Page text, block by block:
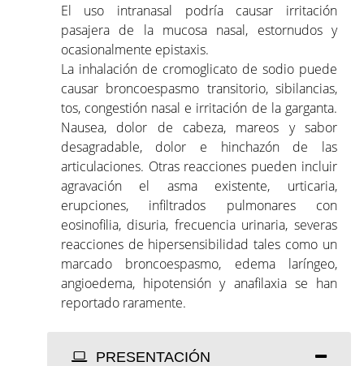
El uso intranasal podría causar irritación
pasajera de la mucosa nasal, estornudos y
ocasionalmente epistaxis.
La inhalación de cromoglicato de sodio puede
causar broncoespasmo transitorio, sibilancias,
tos, congestión nasal e irritación de la garganta.
Nausea, dolor de cabeza, mareos y sabor
desagradable, dolor e hinchazón de las
articulaciones. Otras reacciones pueden incluir
agravación el asma existente, urticaria,
erupciones, infiltrados pulmonares con
eosinofilia, disuria, frecuencia urinaria, severas
reacciones de hipersensibilidad tales como un
marcado broncoespasmo, edema laríngeo,
angioedema, hipotensión y anafilaxia se han
reportado raramente.
PRESENTACIÓN